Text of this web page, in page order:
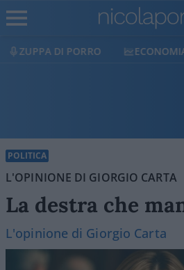
ECONOMIA
POLITICA
L'OPINIONE DI GIORGIO CARTA
La destra che
L'opinione di Giorgio Carta